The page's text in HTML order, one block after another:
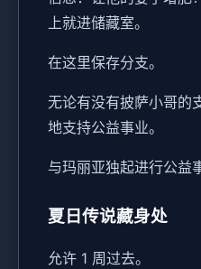
上就进储藏室。
在这里保存分支。
无论有没有披萨小哥的
地支持公益事业。
与玛丽亚独起进行公益
夏日传说藏身处
允许 1 周过去。